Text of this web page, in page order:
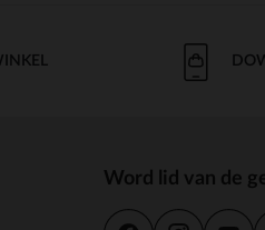
Word lid van de